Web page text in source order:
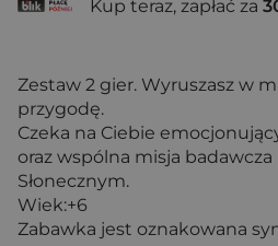
Kup teraz, zapłać za
Zestaw 2 gier. Wyruszasz w
przygodę.
Czeka na Ciebie
oraz wspólna misja badawcza
Słonecznym.
Wiek:+6
Zabawka jest oznakowana